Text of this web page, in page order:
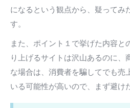
になるという観点から、疑ってみ
す。
また、ポイント１で挙げた内容と
り上げるサイトは沢山あるのに、
な場合は、消費者を騙してでも売
いる可能性が高いので、まず避け